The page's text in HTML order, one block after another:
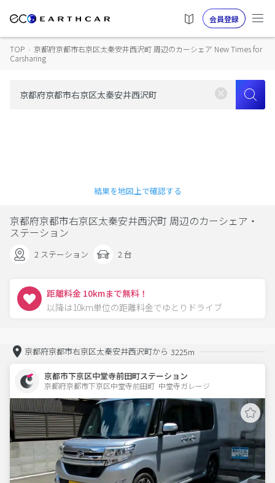
会員登録
TOP › 京都府京都市右京区太秦安井西沢町 周辺のカーシェア New Times for
Carsharing
結果を地図上で確認する
京都府京都市右京区太秦安井西沢町 周辺のカーシェア・
ステーション
2 ステーション 2 台
距離料金 10kmまで無料！
以降は10km単位の距離料金でゆとりドライブ
京都府京都市右京区太秦安井西沢町から 3225m
京都市下京区中堂寺前田町ステーション
京都府京都市下京区中堂寺前田町  中堂寺ガレージ